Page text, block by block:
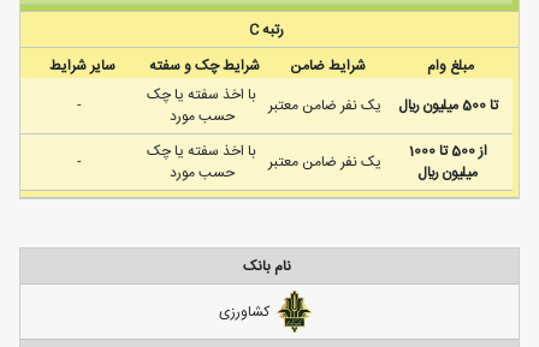
رتبه C
مبلغ وام
شرایط ضامن شرایط چک و سفته
سایر شرایط
يک نفر ضامن معتبر
با اخذ سفته يا چک
حسب مورد
از 500 تا 1000
ميليون ريال
يک نفر ضامن معتبر
با اخذ سفته يا چک
حسب مورد
نام بانک
کشاورزی